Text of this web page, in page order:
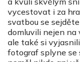
vycestovat i za
svatbou se
domluvili nejen
ale také si
fotograf splyne se